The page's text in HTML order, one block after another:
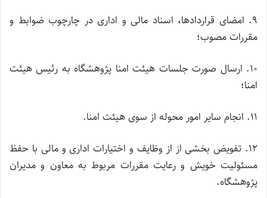
۹. امضای قراردادها، اسناد مالی و اداری در چارچوب ضوابط و
مقررات مصوب؛
۱۰. ارسال صورت جلسات هیئت امنا پژوهشگاه به رئیس هیئت
امنا؛
۱۱. انجام سایر امور محوله از سوی هیئت امنا.
۱۲. تفویض بخشی از از وظایف و اختیارات اداری و مالی با حفظ
مسئولیت خویش و رعایت مقررات مربوط به معاون و مدیران
پژوهشگاه.